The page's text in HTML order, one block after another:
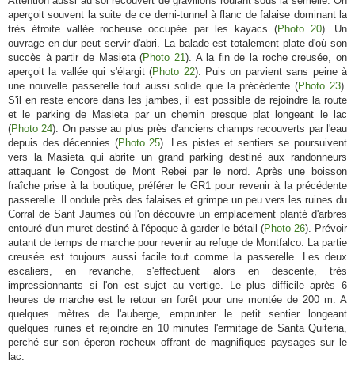
aperçoit souvent la suite de ce demi-tunnel à flanc de falaise dominant la
très étroite vallée rocheuse occupée par les kayacs (Photo 20). Un
ouvrage en dur peut servir d'abri. La balade est totalement plate d'où son
succès à partir de Masieta (Photo 21). A la fin de la roche creusée, on
aperçoit la vallée qui s'élargit (Photo 22). Puis on parvient sans peine à
une nouvelle passerelle tout aussi solide que la précédente (Photo 23).
S'il en reste encore dans les jambes, il est possible de rejoindre la route
et le parking de Masieta par un chemin presque plat longeant le lac
(Photo 24). On passe au plus près d'anciens champs recouverts par l'eau
depuis des décennies (Photo 25). Les pistes et sentiers se poursuivent
vers la Masieta qui abrite un grand parking destiné aux randonneurs
attaquant le Congost de Mont Rebei par le nord. Après une boisson
fraîche prise à la boutique, préférer le GR1 pour revenir à la précédente
passerelle. Il ondule près des falaises et grimpe un peu vers les ruines du
Corral de Sant Jaumes où l'on découvre un emplacement planté d'arbres
entouré d'un muret destiné à l'époque à garder le bétail (Photo 26). Prévoir
autant de temps de marche pour revenir au refuge de Montfalco. La partie
creusée est toujours aussi facile tout comme la passerelle. Les deux
escaliers, en revanche, s'effectuent alors en descente, très
impressionnants si l'on est sujet au vertige. Le plus difficile après 6
heures de marche est le retour en forêt pour une montée de 200 m. A
quelques mètres de l'auberge, emprunter le petit sentier longeant
quelques ruines et rejoindre en 10 minutes l'ermitage de Santa Quiteria,
perché sur son éperon rocheux offrant de magnifiques paysages sur le
lac.